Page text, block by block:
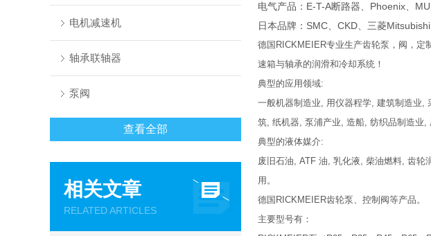
电机减速机
轴承联轴器
泵阀
查看全部
相关文章
RELATED ARTICLES
电气产品：E-T-A断路器、Phoenix、
日本品牌：SMC、CKD、三菱Mitsubishi
德国RICKMEIER专业生产齿轮泵，阀，定
速箱与轴承的润滑和冷却系统！
典型的应用领域:
一般机器制造业, 用仪器程学, 建筑制造业,
筑, 纸机器, 泵浦产业, 造船, 纺织品制造业,
典型的液体媒介:
废旧石油, ATF 油, 乳化液, 柴油燃料, 齿
用。
德国RICKMEIER齿轮泵、控制阀等产品。
主要型号有：